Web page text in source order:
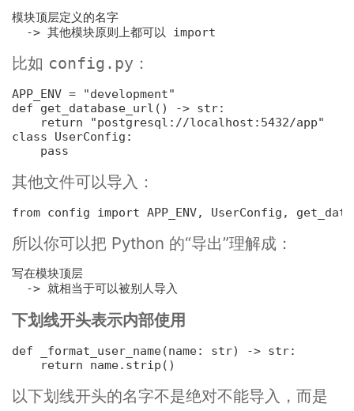
模块顶层定义的名字
  -> 其他模块原则上都可以
import
比如 config.py ：
APP_ENV = "development"
def get_database_url () -> str:
return "postgresql://localhost:5432/app"
class UserConfig :
pass
其他文件可以导入：
from config import APP_ENV, UserConfig,
所以你可以把 Python 的“导出”理解成：
写在模块顶层
-> 就相当于可以被别人导入
下划线开头表示内部使用
def _format_user_name(name: str) -> str:
return name.strip()
以下划线开头的名字不是绝对不能导入，而是